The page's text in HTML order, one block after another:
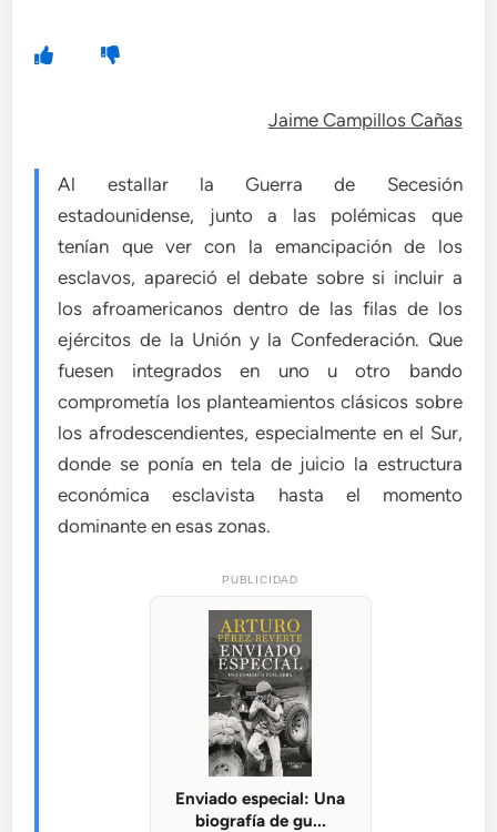
Jaime Campillos Cañas
Al estallar la Guerra de Secesión
estadounidense, junto a las polémicas que
tenían que ver con la emancipación de los
esclavos, apareció el debate sobre si incluir a
los afroamericanos dentro de las filas de los
ejércitos de la Unión y la Confederación. Que
fuesen integrados en uno u otro bando
comprometía los planteamientos clásicos sobre
los afrodescendientes, especialmente en el Sur,
donde se ponía en tela de juicio la estructura
económica esclavista hasta el momento
dominante en esas zonas.
PUBLICIDAD
Enviado especial: Una
biografía de gu...